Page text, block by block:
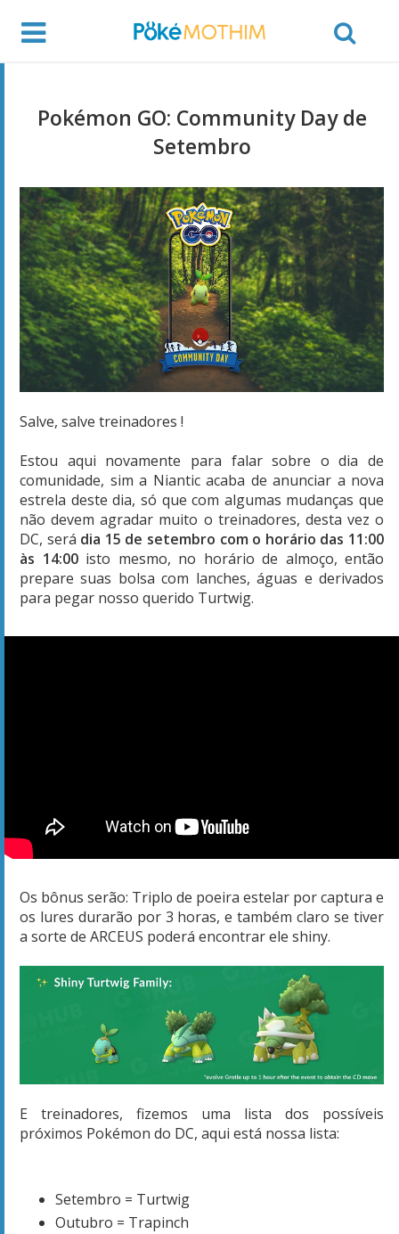
Pokémon GO: Community Day de
Setembro
Salve, salve treinadores !
Estou aqui novamente para falar sobre o dia de
comunidade, sim a Niantic acaba de anunciar a nova
estrela deste dia, só que com algumas mudanças que
não devem agradar muito o treinadores, desta vez o
DC, será dia 15 de setembro com o horário das 11:00
às 14:00isto mesmo, no horário de almoço, então
prepare suas bolsa com lanches, águas e derivados
para pegar nosso querido Turtwig.
Os bônus serão: Triplo de poeira estelar por captura e
os lures durarão por 3 horas, e também claro se tiver
a sorte de ARCEUS poderá encontrar ele shiny.
E treinadores, fizemos uma lista dos possíveis
próximos Pokémon do DC, aqui está nossa lista:
Setembro = Turtwig
Outubro = Trapinch